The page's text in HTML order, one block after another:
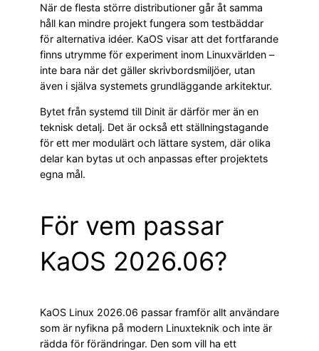
När de flesta större distributioner går åt samma
håll kan mindre projekt fungera som testbäddar
för alternativa idéer. KaOS visar att det fortfarande
finns utrymme för experiment inom Linuxvärlden –
inte bara när det gäller skrivbordsmiljöer, utan
även i själva systemets grundläggande arkitektur.
Bytet från systemd till Dinit är därför mer än en
teknisk detalj. Det är också ett ställningstagande
för ett mer modulärt och lättare system, där olika
delar kan bytas ut och anpassas efter projektets
egna mål.
För vem passar
KaOS 2026.06?
KaOS Linux 2026.06 passar framför allt användare
som är nyfikna på modern Linuxteknik och inte är
rädda för förändringar. Den som vill ha ett